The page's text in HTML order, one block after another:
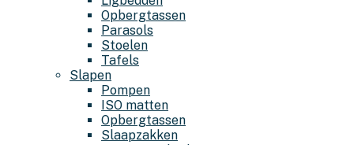
Opbergtassen
Parasols
Stoelen
Tafels
Slapen
Pompen
ISO matten
Opbergtassen
Slaapzakken